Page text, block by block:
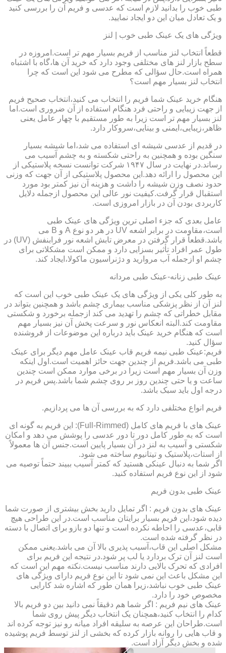
طبی خوب را بدانید لازم است که عدسی و فریم آن را بررسی کنید
و یک تعادل میان این دو ایجاد نمایید.
ویژگی های یک عینک طبی خوب | لنز
قطعاً انتخاب لنز مناسب از فریم بسیار مهم تر است.امروزه در
سطح بازار لنز های مختلفی وجود دارد که خرید آن ها،گاه با اشتباه
همراه است.حال سؤالی که مطرح می شود این است که چرا
انتخاب لنز بسیار مهم است؟
هنگام خرید عینک شما فریم را انتخاب می کنید،انتخاب صحیح فریم
از جهت زیبایی و راحتی فرد هنگام استفاده از آن ضروری است.اما
لنز بسیار مهم تر است زیرا به طور مستقیم با چهار عامل یعنی
ظاهر،زیبایی،ایمنی و بینایی،سروکار دارد.
در قدیم از عدسی شیشه ای استفاده می شد،اما شیشه بسیار
سنگین بوده و همچنین به راحتی شکسته و به چشم آسیب می
رساند.در نهایت در سال ۱۹۴۷ شرکت توانست نسخه پلاستیکی از
این محصول را ارائه دهد.این محصول پلاستیکی از آن جهت که وزنی
حدود نصف وزن شیشه را داشت و هزینه آن نیز کمتر بود مورد
استقبال قرار گرفت.کیفیت نور عالی این محصول ازجمله دلایل
کاربردی بودن آن در بازار امروزی است.
عامل بعدی که جزء اصلی ترین ویژگی های عینک طبی
است،مقاومت در برابر اشعه UV در هر دو نوع A و B می
باشد.قطعاً قرار گرفتن در معرض تابش اشعه نور فرابنفش (UV) در
طول عمر افراد تأثیر بسزایی دارد و ممکن است مشکلاتی برای
چشم او ازجمله آب مروارید و دژنراسیون ماکولا،ایجاد کند.
عینک طبی زنانه-عینک طبی مردانه
به طور کلی یکی از ویژگی های یک عینک طبی خوب این است که
لنز آن از نظر پزشکی مناسب بیماری چشم باشد و همچنین بتواند در
مقابل خطراتی که چشم را تهدید می کند ازجمله برخورد و شکستی
مقاومت کند.البته انعکاس نور و سرعت پخش آن نیز بسیار مهم
است که هنگام خرید عینک باید درباره این موضوعات از فروشنده
سؤال کنید.
فریم:عینک طبی نیمه فریم قاب عینک عامل مهم دیگر برای عینک
طبی می باشد.فریم از چندین جهت حائز اهمیت است.اول اینکه
وزن آن بسیار مهم است زیرا در برخی موارد ممکن است چندین
ساعت و یا حتی چندین روز بر روی چشم شما باشد.پس فریم در
درجه اول باید سبک باشد.
فریم انواع مختلفی دارد که به بررسی آن ها می پردازیم.
عینک های با فریم های کامل (Full-Rimmed): این فریم به گونه ای
است که به طور کامل دور تا دور عدسی را پوشش می دهد و امکان
شکستی و آسیب به لنز در آن بسیار پایین است.جنس آن ها معمولاً
از استات،پلاستیک و تیتانیوم ساخته می شود.
اگر شما به دنبال عینکی هستید که کمتر آسیب ببیند حتماً توصیه می
شود از این نوع فریم استفاده کنید.
عینک طبی بدون فریم
عینک های بدون فریم : اگر تمایل دارید بخش بیشتری از صورت شما
دیده شود،این فریم بسیار برایتان مناسب است.در این طراحی هیچ
قابی،عدسی را احاطه نکرده است و تنها دو بازو برای اتصال با دسته
در نظر گرفته شده است.
مشکل اصلی این قاب،آسیب پذیری بالا آن می باشد.یعنی ممکن
است لنز آن ترک بردارد یا لب پر شود.در نتیجه این فریم برای
افرادی که تحرک بالایی دارند مناسب نیست.نکته مهم این است که
این مشکل باعث این نمی شود تا این نوع فریم دارای ویژگی های
عینک طبی خوب نباشد،زیرا همان طور که اشاره شد کارایی
مخصوص خود را دارد.
عینک های نیم فریم : اگر شما هم دقیقاً نمی دانید بین دو فریم بالا
کدام را انتخاب کنید،همچنان یک انتخاب دیگر پیش روی شما
است.طراحان این عرصه به سلیقه افراد میانه رو نیز توجه کرده اند
و قاب هایی را روانه بازار کرده که بخشی از لنز توسط فریم پوشیده
شده و بخش دیگر آزاد است.